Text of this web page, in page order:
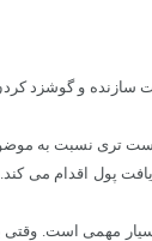
سازنده و گوشزد
تری نسبت به
پول اقدام می
بسیار مهمی است.